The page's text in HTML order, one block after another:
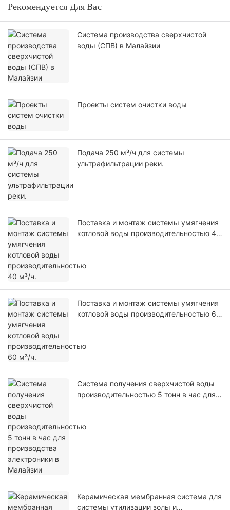
Рекомендуется Для Вас
Система производства сверхчистой
воды (СПВ) в Малайзии
Проекты систем очистки воды
Подача 250 м³/ч для системы
ультрафильтрации реки.
Поставка и монтаж системы умягчения
котловой воды производительностью 40
Поставка и монтаж системы умягчения
котловой воды производительностью 60
Система получения сверхчистой воды
производительностью 5 тонн в час для
Керамическая мембранная система для
системы утилизации золы и